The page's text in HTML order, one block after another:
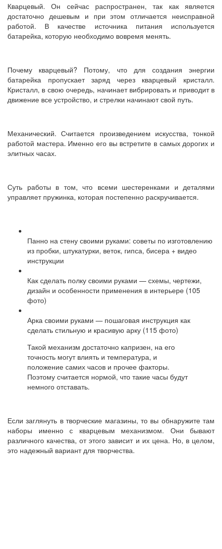
Кварцевый. Он сейчас распространен, так как является
достаточно дешевым и при этом отличается неисправной
работой. В качестве источника питания используется
батарейка, которую необходимо вовремя менять.
Почему кварцевый? Потому, что для создания энергии
батарейка пропускает заряд через кварцевый кристалл.
Кристалл, в свою очередь, начинает вибрировать и приводит в
движение все устройство, и стрелки начинают свой путь.
Механический. Считается произведением искусства, тонкой
работой мастера. Именно его вы встретите в самых дорогих и
элитных часах.
Суть работы в том, что всеми шестеренками и деталями
управляет пружинка, которая постепенно раскручивается.
Панно на стену своими руками: советы по изготовлению
из пробки, штукатурки, веток, гипса, бисера + видео
инструкции
Как сделать полку своими руками — схемы, чертежи,
дизайн и особенности применения в интерьере (105
фото)
Арка своими руками — пошаговая инструкция как
сделать стильную и красивую арку (115 фото)
Такой механизм достаточно капризен, на его
точность могут влиять и температура, и
положение самих часов и прочее факторы.
Поэтому считается нормой, что такие часы будут
немного отставать.
Если заглянуть в творческие магазины, то вы обнаружите там
наборы именно с кварцевым механизмом. Они бывают
различного качества, от этого зависит и их цена. Но, в целом,
это надежный вариант для творчества.